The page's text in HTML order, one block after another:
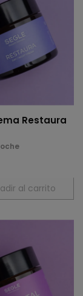
Restaura
al carrito